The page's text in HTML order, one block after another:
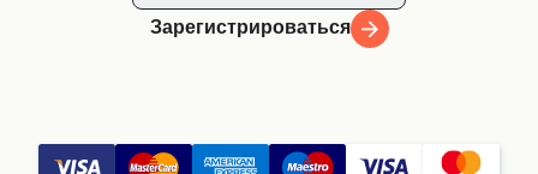
Зарегистрироваться